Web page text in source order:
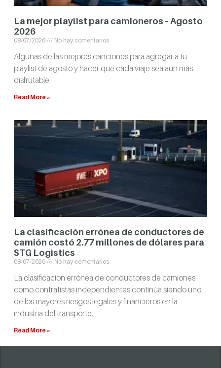
La mejor playlist para camioneros – Agosto
2026
08/07/2026 No hay comentarios
Algunas de las mejores canciones para agregar a tu
playlist de agosto y hacer que cada viaje sea aún más
disfrutable.
Read More »
La clasificación errónea de conductores de
camión costó 2.77 millones de dólares para
STG Logistics
08/07/2026 No hay comentarios
La clasificación errónea de conductores de camiones
como contratistas independientes continúa siendo uno
de los mayores riesgos legales y financieros en la
industria del transporte.
Read More »